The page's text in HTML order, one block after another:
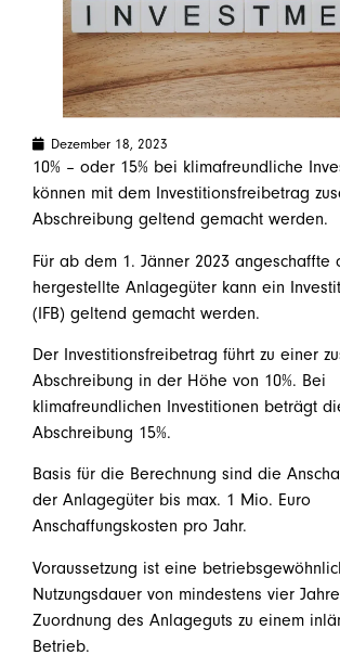
Dezember 18, 2023
10% – oder 15% bei klimafreundliche
können mit dem Investitionsfreibetrag
Abschreibung geltend gemacht werden.
Für ab dem 1. Jänner 2023 angeschaffte
hergestellte Anlagegüter kann ein
(IFB) geltend gemacht werden.
Der Investitionsfreibetrag führt zu einer
Abschreibung in der Höhe von 10%. Bei
klimafreundlichen Investitionen beträgt
Abschreibung 15%.
Basis für die Berechnung sind die
der Anlagegüter bis max. 1 Mio. Euro
Anschaffungskosten pro Jahr.
Voraussetzung ist eine
Nutzungsdauer von mindestens vier
Zuordnung des Anlageguts zu einem
Betrieb.